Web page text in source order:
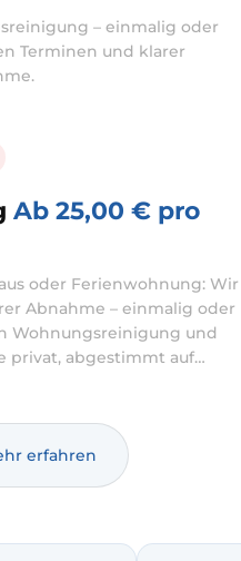
– einmalig oder
Terminen und klarer
Ab 25,00 € pro
oder Ferienwohnung: Wir
Abnahme – einmalig oder
Wohnungsreinigung und
privat, abgestimmt auf
erfahren